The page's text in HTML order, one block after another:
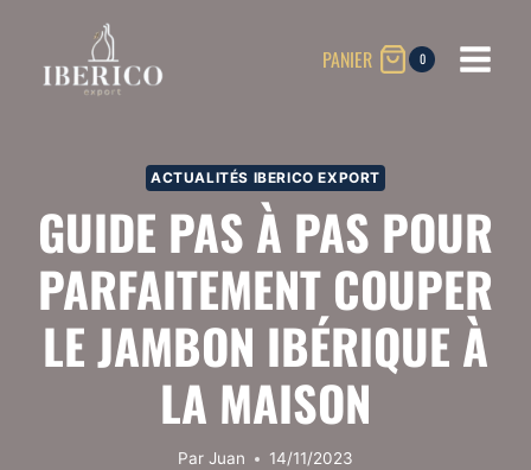
contenu
PANIER 0
ACTUALITÉS IBERICO EXPORT
GUIDE PAS À PAS POUR
PARFAITEMENT COUPER
LE JAMBON IBÉRIQUE À
LA MAISON
Par Juan 14/11/2023